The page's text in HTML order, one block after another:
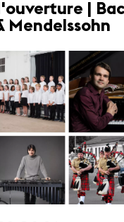
|
Mendelssohn